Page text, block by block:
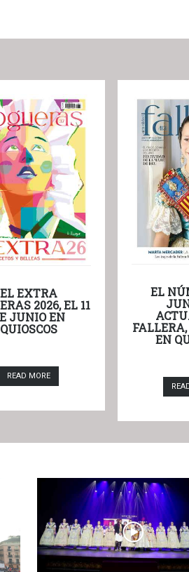
EL EXTRA
2026, EL 11
JUNIO EN
QUIOSCOS
READ MORE
EL
EN